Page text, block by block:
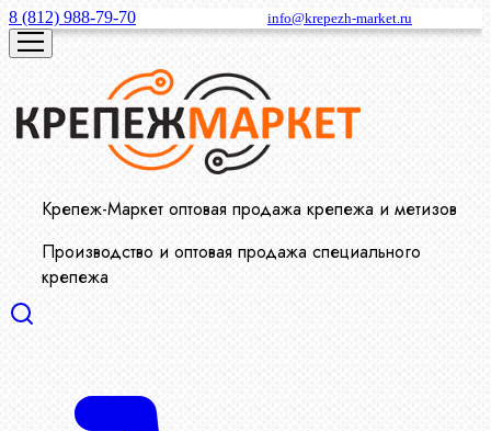
8 (812) 988-79-70 info@krepezh-market.ru
Крепеж-Маркет оптовая продажа крепежа и метизов
Производство и оптовая продажа специального
крепежа